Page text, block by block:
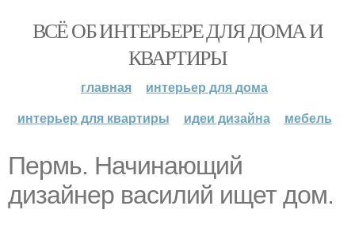
ВСЁ ОБ ИНТЕРЬЕРЕ ДЛЯ ДОМА И
КВАРТИРЫ
главная
интерьер для дома
интерьер для квартиры
идеи дизайна мебель
Пермь. Начинающий
дизайнер василий ищет дом.